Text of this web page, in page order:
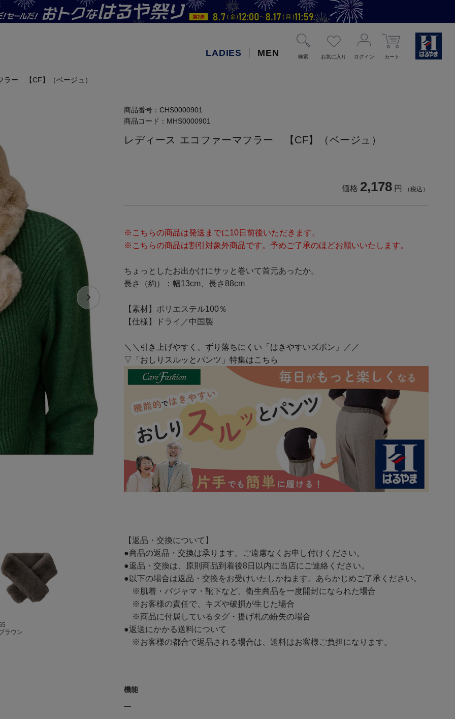
LADIES MEN 検索 お気に入り ログイン カート
ラー 【CF】（ベージュ）
ラウン
商品番号： CHS0000901
商品コード： MHS0000901
レディース エコファーマフラー 【CF】（ベージュ）
価格 2,178 円 （税込）
※こちらの商品は発送までに10日前後いただきます。
※こちらの商品は割引対象外商品です。予めご了承のほどお願いいたします。
ちょっとしたお出かけにサッと巻いて首元あったか。
長さ（約）：幅13cm、長さ88cm
【素材】ポリエステル100％
【仕様】ドライ／中国製
＼＼引き上げやすく、ずり落ちにくい「はきやすいズボン」／／
▽「おしりスルッとパンツ」特集はこちら
【返品・交換について】
●商品の返品・交換は承ります。ご遠慮なくお申し付けください。
●返品・交換は、原則商品到着後8日以内に当店にご連絡ください。
●以下の場合は返品・交換をお受けいたしかねます。あらかじめご了承ください。
※肌着・パジャマ・靴下など、衛生商品を一度開封になられた場合
※お客様の責任で、キズや破損が生じた場合
※商品に付属しているタグ・提げ札の紛失の場合
●返送にかかる送料について
※お客様の都合で返品される場合は、送料はお客様ご負担になります。
機能
―